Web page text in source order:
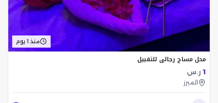
منذ 1 يوم
محل مساج رجالي للتقبيل
1 ر.س
المبرز